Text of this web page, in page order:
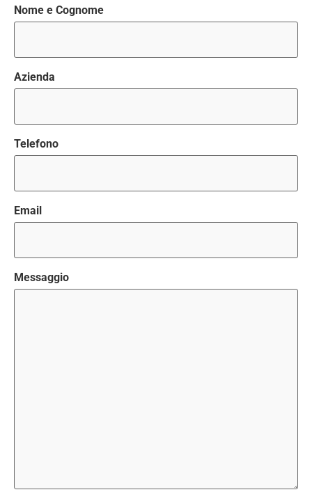
Nome e Cognome
Azienda
Telefono
Email
Messaggio